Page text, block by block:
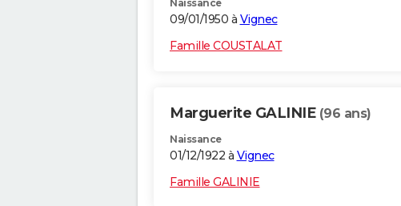
Naissance
09/01/1950 à Vignec
Famille COUSTALAT
Marguerite GALINIE (96 ans)
Naissance
01/12/1922 à Vignec
Famille GALINIE